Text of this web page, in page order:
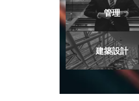
管理
建築設計